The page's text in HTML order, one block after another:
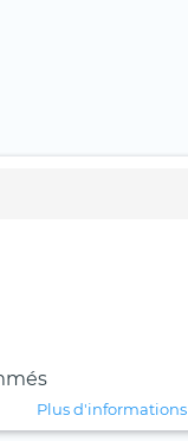
Plus d'informations